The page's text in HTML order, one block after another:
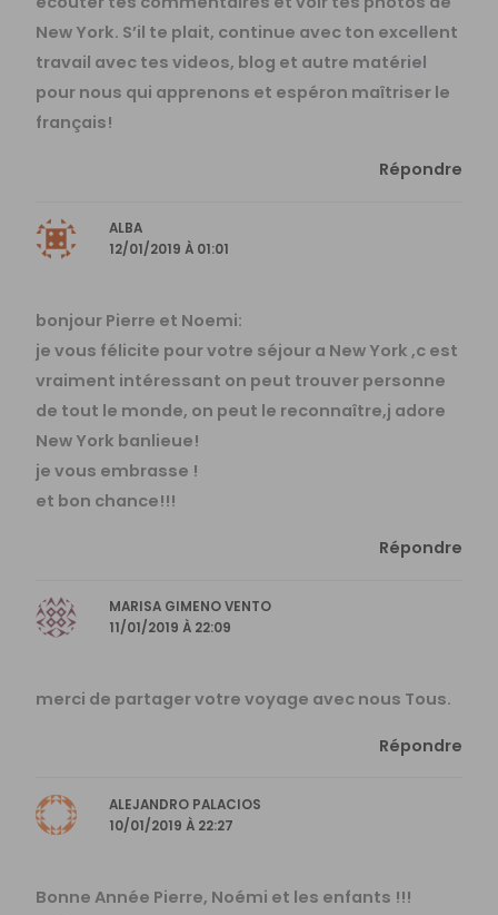
New York. S’il te plait, continue avec ton excellent
travail avec tes videos, blog et autre matériel
pour nous qui apprenons et espéron maîtriser le
français!
Répondre
ALBA
12/01/2019 À 01:01
bonjour Pierre et Noemi:
je vous félicite pour votre séjour a New York ,c est
vraiment intéressant on peut trouver personne
de tout le monde, on peut le reconnaître,j adore
New York banlieue!
je vous embrasse !
et bon chance!!!
Répondre
MARISA GIMENO VENTO
11/01/2019 À 22:09
merci de partager votre voyage avec nous Tous.
Répondre
ALEJANDRO PALACIOS
10/01/2019 À 22:27
Bonne Année Pierre, Noémi et les enfants !!!